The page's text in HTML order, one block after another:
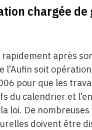
chargée
après
l’Aufin soit
pour que les
du calendrier et
loi. De
doivent être